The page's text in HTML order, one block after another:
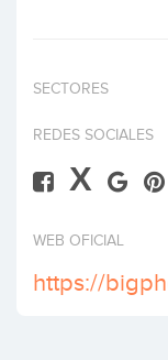
SECTORES
REDES SOCIALES
X
WEB OFICIAL